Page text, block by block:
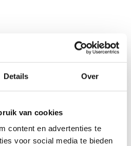
Details Over
van cookies
content en advertenties te
voor social media te bieden